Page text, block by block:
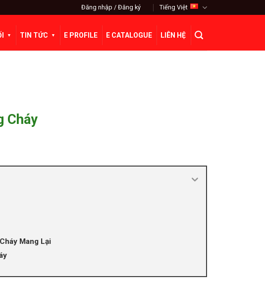
Đăng nhập / Đăng ký Tiếng Việt
TIN TỨC E PROFILE E CATALOGUE LIÊN HỆ
Cháy
Mang Lại